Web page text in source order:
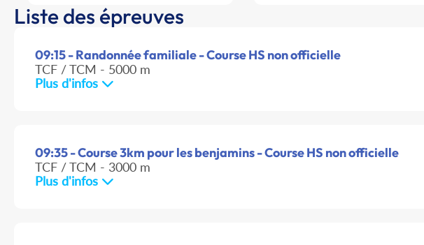
Liste des épreuves
09:15 - Randonnée familiale - Course HS non officielle
TCF / TCM - 5000 m
Plus d'infos
09:35 - Course 3km pour les benjamins - Course HS non officielle
TCF / TCM - 3000 m
Plus d'infos